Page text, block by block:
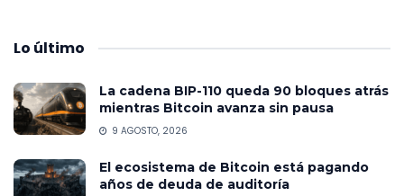
Lo último
La cadena BIP-110 queda 90 bloques atrás
mientras Bitcoin avanza sin pausa
9 AGOSTO, 2026
El ecosistema de Bitcoin está pagando
años de deuda de auditoría